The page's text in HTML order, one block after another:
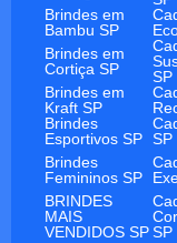
Brindes em
Bambu SP
Brindes em
Cortiça SP
SP
Brindes em
Kraft SP
Brindes
Esportivos SP SP
Brindes
Femininos SP
BRINDES
MAIS
VENDIDOS SPSP